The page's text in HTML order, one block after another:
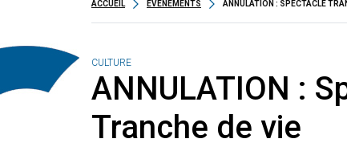
ACCUEIL EVENEMENTS ANNULATION : SPECTACLE
CULTURE
ANNULATION :
Tranche de vie